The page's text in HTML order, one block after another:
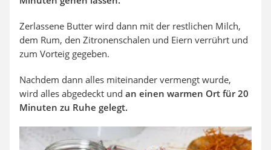
Zerlassene Butter wird dann mit der restlichen Milch,
dem Rum, den Zitronenschalen und Eiern verrührt und
zum Vorteig gegeben.
Nachdem dann alles miteinander vermengt wurde,
wird alles abgedeckt und an einen warmen Ort für 20
Minuten zu Ruhe gelegt.